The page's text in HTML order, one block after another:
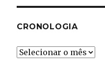
CRONOLOGIA
Cronologia